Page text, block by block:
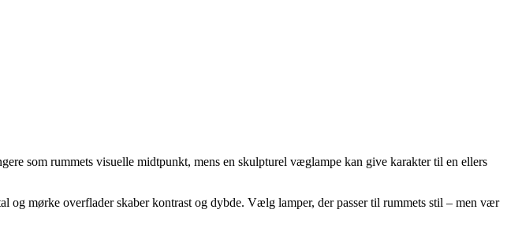
som rummets visuelle midtpunkt, mens en skulpturel væglampe kan give karakter til en ellers
og mørke overflader skaber kontrast og dybde. Vælg lamper, der passer til rummets stil – men vær